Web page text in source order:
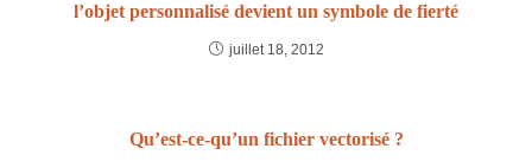
l’objet personnalisé devient un symbole de fierté
juillet 18, 2012
Qu’est-ce-qu’un fichier vectorisé ?